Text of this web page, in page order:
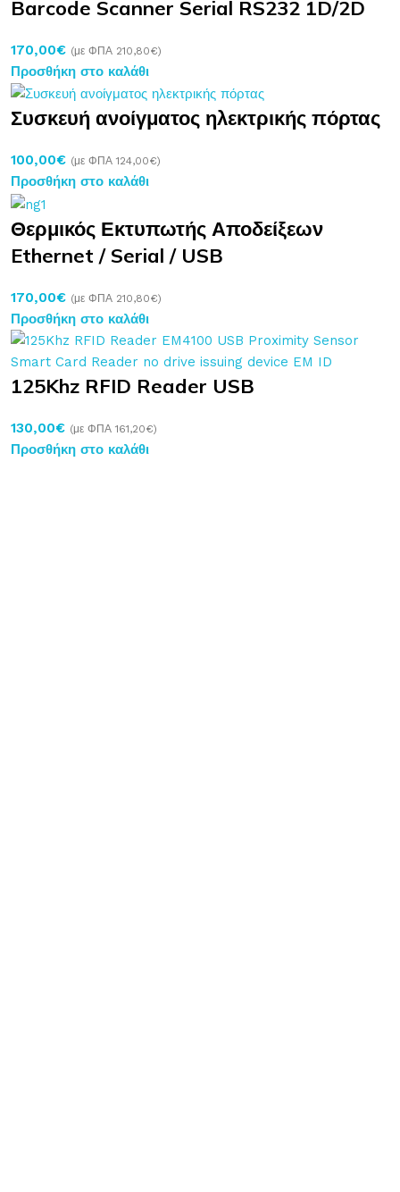
Barcode Scanner Serial RS232 1D/2D
170,00€ (με ΦΠΑ 210,80€)
Προσθήκη στο καλάθι
Συσκευή ανοίγματος ηλεκτρικής πόρτας
100,00€ (με ΦΠΑ 124,00€)
Προσθήκη στο καλάθι
Θερμικός Εκτυπωτής Αποδείξεων
Ethernet / Serial / USB
170,00€ (με ΦΠΑ 210,80€)
Προσθήκη στο καλάθι
125Khz RFID Reader USB
130,00€ (με ΦΠΑ 161,20€)
Προσθήκη στο καλάθι